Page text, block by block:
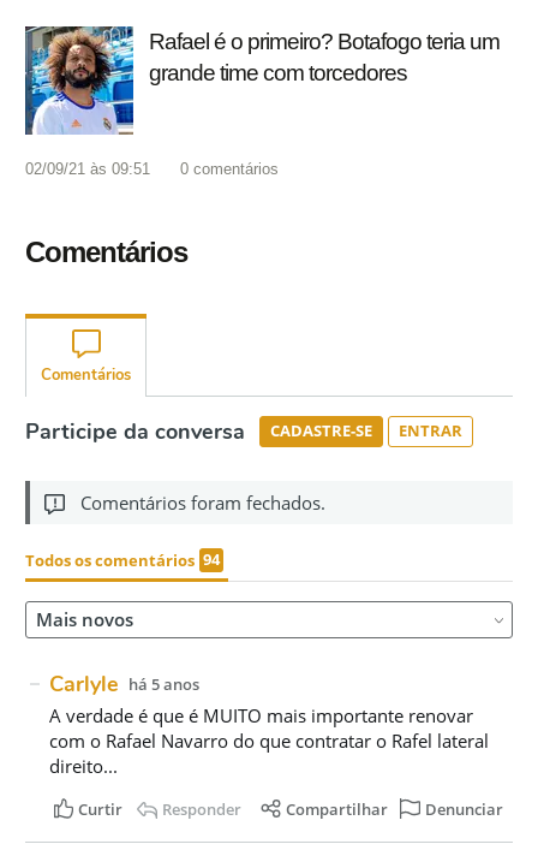
Rafael é o primeiro? Botafogo teria um
grande time com torcedores
02/09/21 às 09:51 0 comentários
Comentários